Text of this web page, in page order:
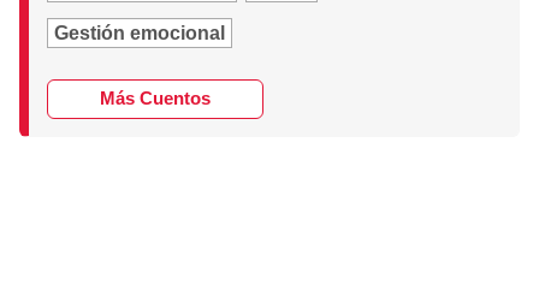
Gestión emocional
Más Cuentos